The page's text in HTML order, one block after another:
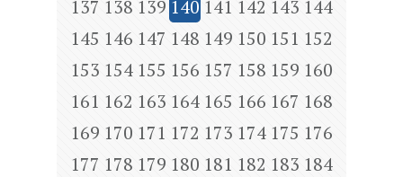
137 138 139 140 141 142 143 144
145 146 147 148 149 150 151 152
153 154 155 156 157 158 159 160
161 162 163 164 165 166 167 168
169 170 171 172 173 174 175 176
177 178 179 180 181 182 183 184